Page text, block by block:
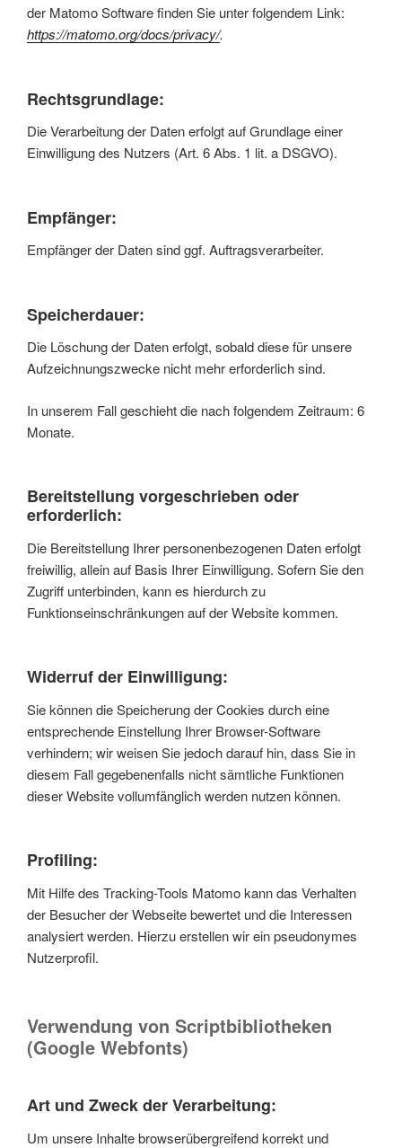
der Matomo Software finden Sie unter folgendem Link:
https://matomo.org/docs/privacy/.
Rechtsgrundlage:
Die Verarbeitung der Daten erfolgt auf Grundlage einer
Einwilligung des Nutzers (Art. 6 Abs. 1 lit. a DSGVO).
Empfänger:
Empfänger der Daten sind ggf. Auftragsverarbeiter.
Speicherdauer:
Die Löschung der Daten erfolgt, sobald diese für unsere
Aufzeichnungszwecke nicht mehr erforderlich sind.
In unserem Fall geschieht die nach folgendem Zeitraum: 6
Monate.
Bereitstellung vorgeschrieben oder
erforderlich:
Die Bereitstellung Ihrer personenbezogenen Daten erfolgt
freiwillig, allein auf Basis Ihrer Einwilligung. Sofern Sie den
Zugriff unterbinden, kann es hierdurch zu
Funktionseinschränkungen auf der Website kommen.
Widerruf der Einwilligung:
Sie können die Speicherung der Cookies durch eine
entsprechende Einstellung Ihrer Browser-Software
verhindern; wir weisen Sie jedoch darauf hin, dass Sie in
diesem Fall gegebenenfalls nicht sämtliche Funktionen
dieser Website vollumfänglich werden nutzen können.
Profiling:
Mit Hilfe des Tracking-Tools Matomo kann das Verhalten
der Besucher der Webseite bewertet und die Interessen
analysiert werden. Hierzu erstellen wir ein pseudonymes
Nutzerprofil.
Verwendung von Scriptbibliotheken
(Google Webfonts)
Art und Zweck der Verarbeitung:
Um unsere Inhalte browserübergreifend korrekt und